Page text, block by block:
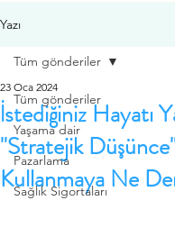
Yazı
Tüm gönderiler
Yaşama dair
Pazarlama
Sağlık Sigortaları
Tüm gönderiler
İstediğiniz Hayatı
"Stratejik
Kullanmaya Ne
23 Oca 2024